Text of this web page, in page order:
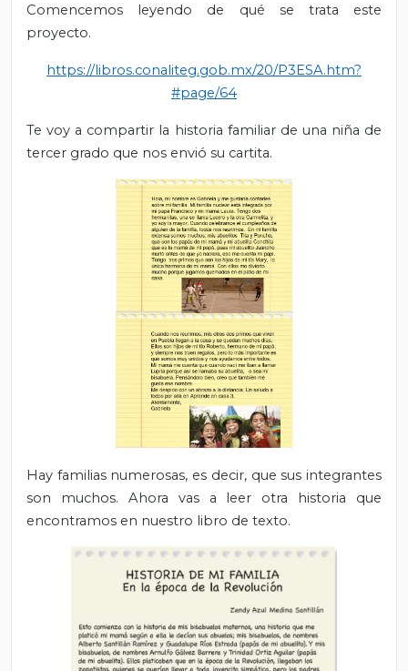
Comencemos leyendo de qué se trata este
proyecto.
https://libros.conaliteg.gob.mx/20/P3ESA.htm?
#page/64
Te voy a compartir la historia familiar de una niña de
tercer grado que nos envió su cartita.
Hay familias numerosas, es decir, que sus integrantes
son muchos. Ahora vas a leer otra historia que
encontramos en nuestro libro de texto.